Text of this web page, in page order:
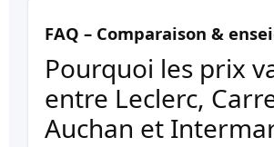
FAQ – Comparaison &
Pourquoi les prix
entre Leclerc,
Auchan et